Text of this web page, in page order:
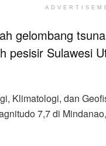
gelombang
pesisir Sulawesi
Klimatologi, dan
7,7 di